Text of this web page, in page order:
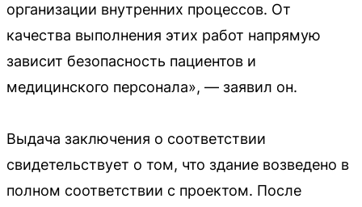
организации внутренних процессов. От
качества выполнения этих работ напрямую
зависит безопасность пациентов и
медицинского персонала», — заявил он.
Выдача заключения о соответствии
свидетельствует о том, что здание возведено в
полном соответствии с проектом. После